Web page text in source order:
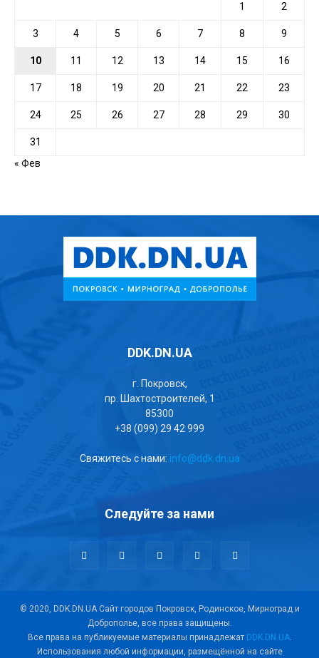
1 2
3 4 5 6 7 8 9
10 11 12 13 14 15 16
17 18 19 20 21 22 23
24 25 26 27 28 29 30
31
« Фев
DDK.DN.UA
г. Покровск,
пр. Шахтостроителей, 1
85300
+38 (099) 29 42 999
Свяжитесь с нами: info@ddk.dn.ua
Следуйте за нами
© 2020, DDK.DN.UA Сайт городов Покровск, Родинское, Мирноград и
Доброполье, все права защищены.
Все права на публикуемые материалы принадлежат DDK.DN.UA.
Использования любой информации, размещённой на сайте